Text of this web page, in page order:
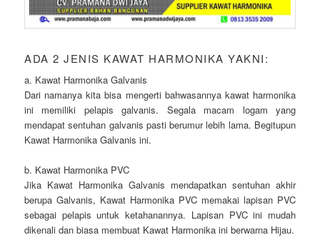
ADA 2 JENIS KAWAT HARMONIKA YAKNI:
a. Kawat Harmonika Galvanis
Dari namanya kita bisa mengerti bahwasannya kawat harmonika
ini memiliki pelapis galvanis. Segala macam logam yang
mendapat sentuhan galvanis pasti berumur lebih lama. Begitupun
Kawat Harmonika Galvanis ini.
b. Kawat Harmonika PVC
Jika Kawat Harmonika Galvanis mendapatkan sentuhan akhir
berupa Galvanis, Kawat Harmonika PVC memakai lapisan PVC
sebagai pelapis untuk ketahanannya. Lapisan PVC ini mudah
dikenali dan biasa membuat Kawat Harmonika ini berwarna Hijau.